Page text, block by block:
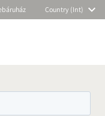
Country (Int)
and stay
events.